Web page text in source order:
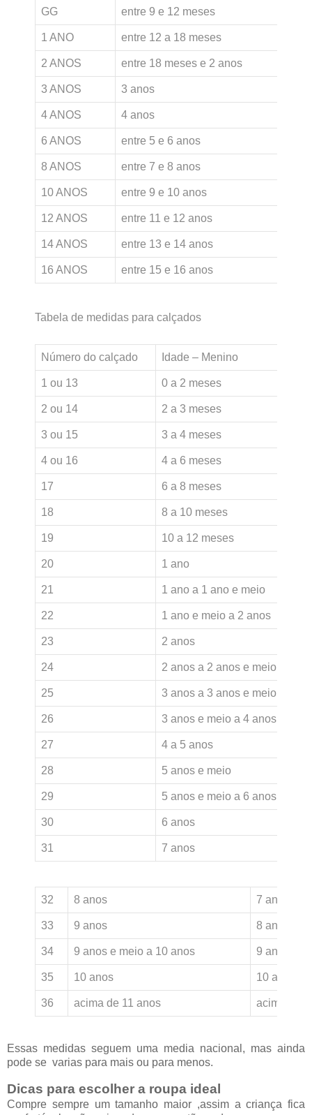
GG entre 9 e 12 meses
1 ANO entre 12 a 18 meses
2 ANOS entre 18 meses e 2 anos
3 ANOS 3 anos
4 ANOS 4 anos
6 ANOS entre 5 e 6 anos
8 ANOS entre 7 e 8 anos
10 ANOS entre 9 e 10 anos
12 ANOS entre 11 e 12 anos
14 ANOS entre 13 e 14 anos
16 ANOS entre 15 e 16 anos
Tabela de medidas para calçados
Número do calçado Idade – Menino
1 ou 13 0 a 2 meses
2 ou 14 2 a 3 meses
3 ou 15 3 a 4 meses
4 ou 16 4 a 6 meses
17 6 a 8 meses
18 8 a 10 meses
19 10 a 12 meses
20 1 ano
21 1 ano a 1 ano e meio
22 1 ano e meio a 2 anos
23 2 anos
24 2 anos a 2 anos e meio
25 3 anos a 3 anos e meio
26 3 anos e meio a 4 anos
27 4 a 5 anos
28 5 anos e meio
29 5 anos e meio a 6 anos
30 6 anos
31 7 anos
32 8 anos 7 anos e
33 9 anos 8 anos
34 9 anos e meio a 10 anos 9 anos
35 10 anos 10 anos
36 acima de 11 anos acima de
Essas medidas seguem uma media nacional, mas ainda
pode se varias para mais ou para menos.
Dicas para escolher a roupa ideal
Compre sempre um tamanho maior ,assim a criança fica